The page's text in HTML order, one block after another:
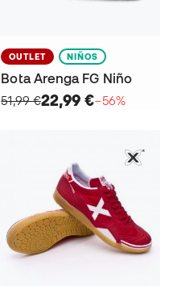
OUTLET NIÑOS
Bota Arenga FG Niño
51,99 €22,99 €−56%